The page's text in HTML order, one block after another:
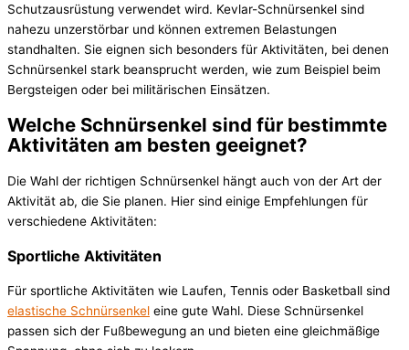
Schutzausrüstung verwendet wird. Kevlar-Schnürsenkel sind
nahezu unzerstörbar und können extremen Belastungen
standhalten. Sie eignen sich besonders für Aktivitäten, bei denen
Schnürsenkel stark beansprucht werden, wie zum Beispiel beim
Bergsteigen oder bei militärischen Einsätzen.
Welche Schnürsenkel sind für bestimmte
Aktivitäten am besten geeignet?
Die Wahl der richtigen Schnürsenkel hängt auch von der Art der
Aktivität ab, die Sie planen. Hier sind einige Empfehlungen für
verschiedene Aktivitäten:
Sportliche Aktivitäten
Für sportliche Aktivitäten wie Laufen, Tennis oder Basketball sind
elastische Schnürsenkel eine gute Wahl. Diese Schnürsenkel
passen sich der Fußbewegung an und bieten eine gleichmäßige